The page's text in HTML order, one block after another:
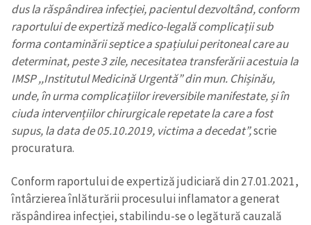
dus la răspândirea infecției, pacientul dezvoltând, conform
raportului de expertiză medico-legală complicații sub
forma contaminării septice a spațiului peritoneal care au
determinat, peste 3 zile, necesitatea transferării acestuia la
IMSP ,,Institutul Medicină Urgentă” din mun. Chișinău,
unde, în urma complicațiilor ireversibile manifestate, și în
ciuda intervențiilor chirurgicale repetate la care a fost
supus, la data de 05.10.2019, victima a decedat”,scrie
procuratura.
Conform raportului de expertiză judiciară din 27.01.2021,
întârzierea înlăturării procesului inflamator a generat
răspândirea infecției, stabilindu-se o legătură cauzală